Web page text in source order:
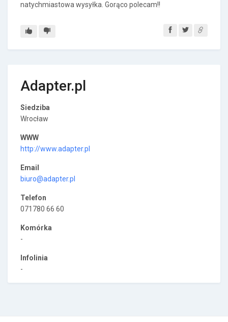
natychmiastowa wysyłka. Gorąco polecam!!
Adapter.pl
Siedziba
Wrocław
WWW
http://www.adapter.pl
Email
biuro@adapter.pl
Telefon
071780 66 60
Komórka
-
Infolinia
-